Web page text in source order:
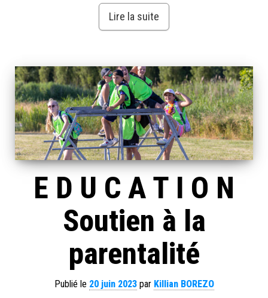
Lire la suite
E D U C A T I O N
Soutien à la
parentalité
Publié le 20 juin 2023par Killian BOREZO